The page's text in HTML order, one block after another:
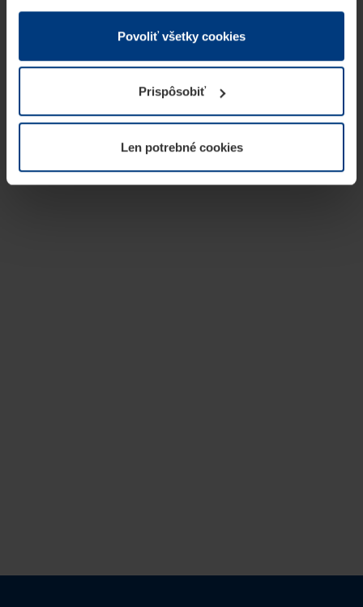
v rámci Vášho využívania služieb.
Z právneho hľadiska môžeme cookies ukladať na Vašom
prevádzku tejto stránky. Pre všetky ostatné typy cookie
potrebujeme Vaše povolenie. Vaše povolenie môžete
kedykoľvek zmeniť alebo odvolať vo vysvetlení cookie
našej webovej stránky.
Povoliť všetky cookies
Prispôsobiť
Len potrebné cookies